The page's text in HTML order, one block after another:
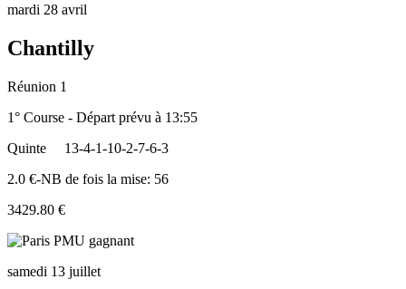
mardi 28 avril
Chantilly
Réunion 1
1° Course - Départ prévu à 13:55
Quinte
13-4-1-10-2-7-6-3
2.0 €-NB de fois la mise: 56
3429.80 €
samedi 13 juillet